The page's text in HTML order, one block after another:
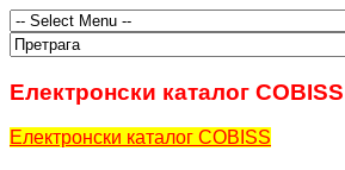
Електронски каталог COBISS
Електронски каталог COBISS